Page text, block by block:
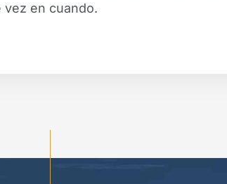
vez en cuando.